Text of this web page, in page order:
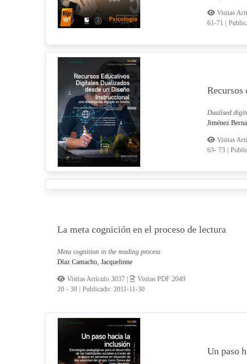
Visitas
61-71 |
Recursos
Dualised
Jiménez
Visitas
63- 73 |
La meta cognición en el proceso de lectura
Meta cognition in the reading process
Díaz Camacho, Jacquelinne
Visitas Artículo 3037 |
Visitas PDF 2049
20 - 38
Publicado: 2011-11-30
Un paso